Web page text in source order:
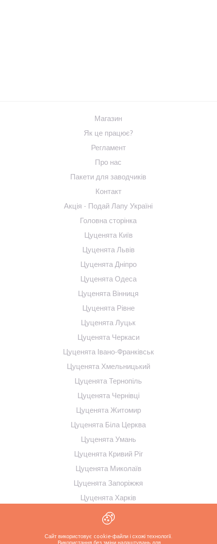
Магазин
Як це працює?
Регламент
Про нас
Пакети для заводчиків
Контакт
Акція - Подай Лапу Україні
Головна сторінка
Цуценята Київ
Цуценята Львів
Цуценята Дніпро
Цуценята Одеса
Цуценята Вінниця
Цуценята Рівне
Цуценята Луцьк
Цуценята Черкаси
Цуценята Івано-Франківськ
Цуценята Хмельницький
Цуценята Тернопіль
Цуценята Чернівці
Цуценята Житомир
Цуценята Біла Церква
Цуценята Умань
Цуценята Кривий Ріг
Цуценята Миколаїв
Цуценята Запоріжжя
Цуценята Харків
Цуценята Полтава
Цуценята Суми
Цуценята Кременчук
Сайт використовує cookie-файли і схожі технології.
Використання без зміни налаштувань для